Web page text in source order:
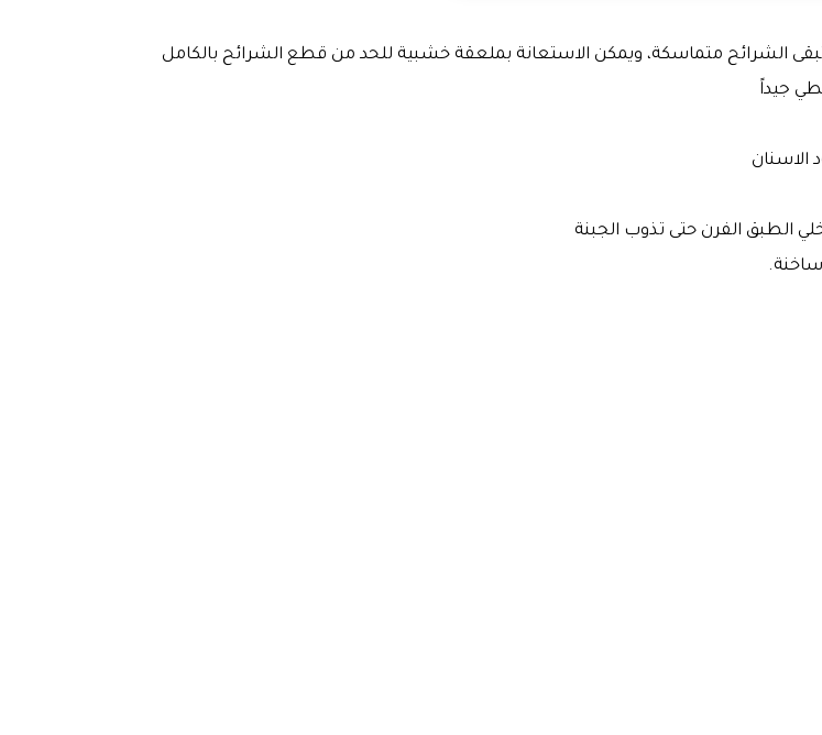
متماسكة، ويمكن الاستعانة بملعقة خشبية للحد من قطع الشرائح بالكامل
جيداً
الطبق الفرن حتى تذوب الجبنة